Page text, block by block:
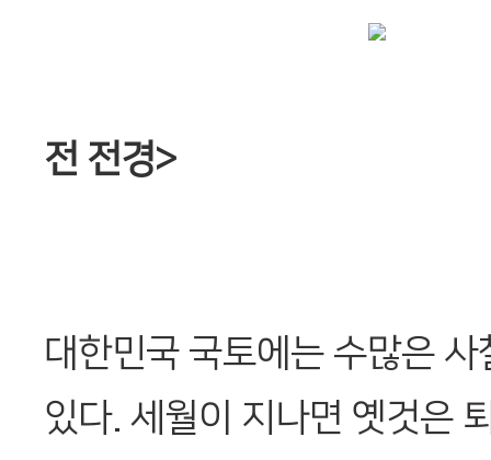
전 전경>
대한민국 국토에는 수많은
있다. 세월이 지나면 옛것은